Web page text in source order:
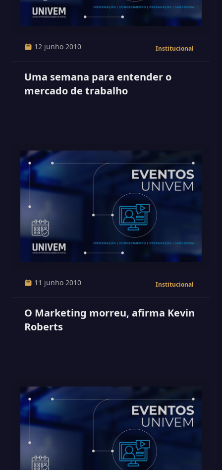
12 junho 2010 Institucional
Uma semana para entender o
mercado de trabalho
11 junho 2010 Institucional
O Marketing morreu, afirma Kevin
Roberts